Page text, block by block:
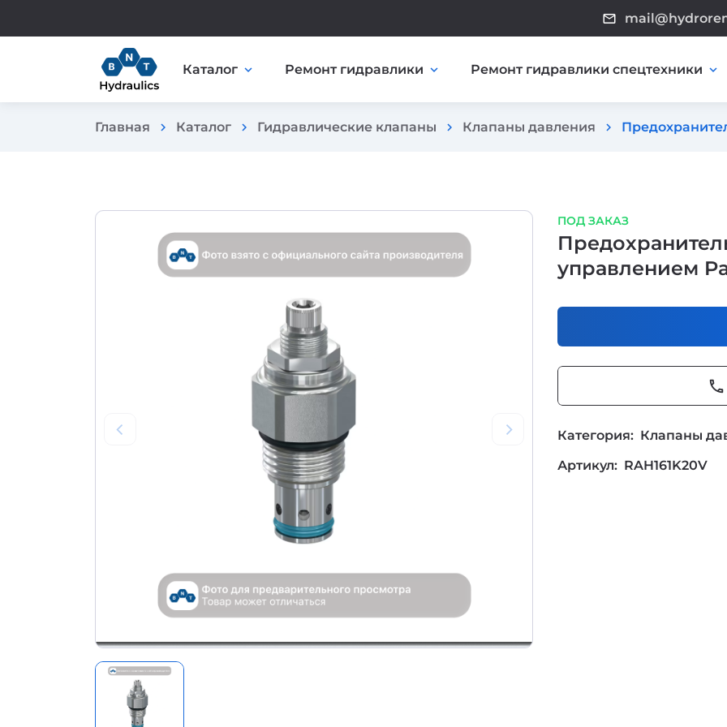
mail_outline
Каталог expand_more Ремонт гидравлики expand_more Ремонт гидравлики спецтехники expand_more
Главная chevron_right Каталог chevron_right Гидравлические клапаны chevron_right Клапаны давления chevron_right
ПОД ЗАКАЗ
управлением
phone
Категория: Клапаны
Артикул: RAH161K20V